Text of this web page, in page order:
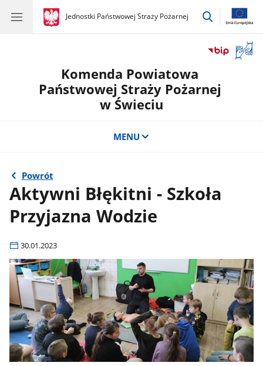
gov.pl
Jednostki Państwowej Straży Pożarnej
gov.pl
Jednostki
przejdź
okno
Komenda Powiatowa
Państwowej Straży Pożarnej
w Świeciu
MENU
Powrót
Aktywni Błękitni - Szkoła
Przyjazna Wodzie
30.01.2023